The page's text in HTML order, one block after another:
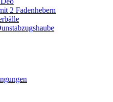
2 Fadenhebern